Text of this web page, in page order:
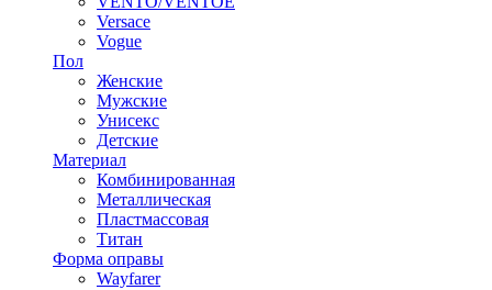
Versace
Vogue
Пол
Женские
Мужские
Унисекс
Детские
Материал
Комбинированная
Металлическая
Пластмассовая
Титан
Форма оправы
Wayfarer